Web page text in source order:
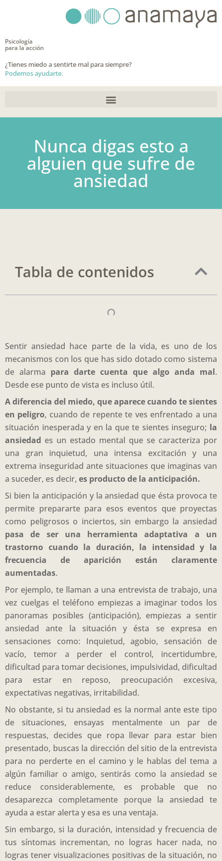
contenido
Psicología
para la acción
¿Tienes miedo a sentirte mal para siempre?
Podemos ayudarte.
Nunca digas esto a
alguien que sufre de
ansiedad
Tabla de contenidos
Sentir ansiedad hace parte de la vida, es uno de los
mecanismos con los que has sido dotado como sistema
de alarma para darte cuenta que algo anda mal.
Desde ese punto de vista es incluso útil.
A diferencia del miedo, que aparece cuando te sientes
en peligro, cuando de repente te ves enfrentado a una
situación inesperada y en la que te sientes inseguro; la
ansiedad es un estado mental que se caracteriza por
una gran inquietud, una intensa excitación y una
extrema inseguridad ante situaciones que imaginas van
a suceder, es decir, es producto de la anticipación.
Si bien la anticipación y la ansiedad que ésta provoca te
permite prepararte para esos eventos que proyectas
como peligrosos o inciertos, sin embargo la ansiedad
pasa de ser una herramienta adaptativa a un
trastorno cuando la duración, la intensidad y la
frecuencia de aparición están claramente
aumentadas.
Por ejemplo, te llaman a una entrevista de trabajo, una
vez cuelgas el teléfono empiezas a imaginar todos los
panoramas posibles (anticipación), empiezas a sentir
ansiedad ante la situación y ésta se expresa en
sensaciones como: Inquietud, agobio, sensación de
vacío, temor a perder el control, incertidumbre,
dificultad para tomar decisiones, impulsividad, dificultad
para estar en reposo, preocupación excesiva,
expectativas negativas, irritabilidad.
No obstante, si tu ansiedad es la normal ante este tipo
de situaciones, ensayas mentalmente un par de
respuestas, decides que ropa llevar para estar bien
presentado, buscas la dirección del sitio de la entrevista
para no perderte en el camino y le hablas del tema a
algún familiar o amigo, sentirás como la ansiedad se
reduce considerablemente, es probable que no
desaparezca completamente porque la ansiedad te
ayuda a estar alerta y esa es una ventaja.
Sin embargo, si la duración, intensidad y frecuencia de
tus síntomas incrementan, no logras hacer nada, no
logras tener visualizaciones positivas de la situación, no